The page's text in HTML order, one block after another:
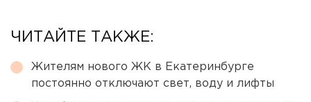
ЧИТАЙТЕ ТАКЖЕ:
Жителям нового ЖК в Екатеринбурге
постоянно отключают свет, воду и лифты